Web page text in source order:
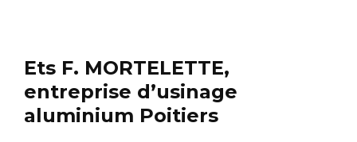
Ets F. MORTELETTE,
entreprise d’usinage
aluminium Poitiers